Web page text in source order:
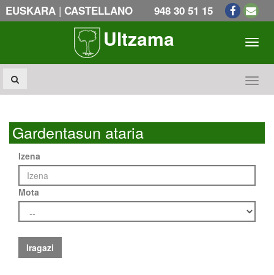
EUSKARA | CASTELLANO 948 30 51 15
Ultzama
Gardentasun ataria
Izena
Mota
Iragazi